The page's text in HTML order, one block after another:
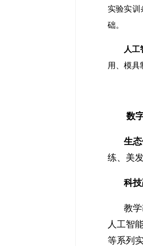
实验实训
础。
人工
用、模具
数
生
练、美
科
教
人工智
等系列